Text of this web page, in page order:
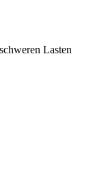
Lasten